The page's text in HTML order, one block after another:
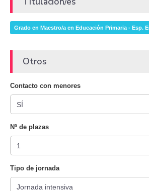
Grado en Maestro/a en Educación Primaria - Esp.
Otros
Contacto con menores
Nº de plazas
Tipo de jornada